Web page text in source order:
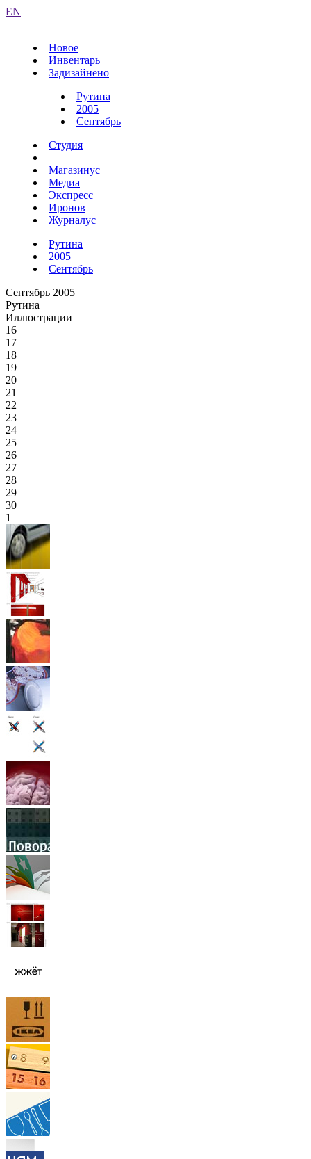
EN
Новое
Инвентарь
Задизайнено
Рутина
2005
Сентябрь
Студия
Магазинус
Медиа
Экспресс
Иронов
Журналус
Рутина
2005
Сентябрь
Сентябрь 2005
Рутина
Иллюстрации
16
17
18
19
20
21
22
23
24
25
26
27
28
29
30
1